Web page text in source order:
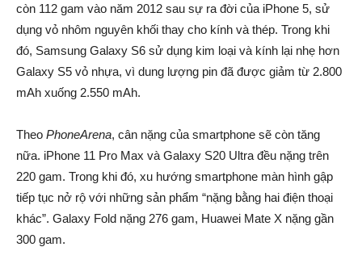
còn 112 gam vào năm 2012 sau sự ra đời của iPhone 5, sử
dụng vỏ nhôm nguyên khối thay cho kính và thép. Trong khi
đó, Samsung Galaxy S6 sử dụng kim loại và kính lại nhẹ hơn
Galaxy S5 vỏ nhựa, vì dung lượng pin đã được giảm từ 2.800
mAh xuống 2.550 mAh.
Theo PhoneArena, cân nặng của smartphone sẽ còn tăng
nữa. iPhone 11 Pro Max và Galaxy S20 Ultra đều nặng trên
220 gam. Trong khi đó, xu hướng smartphone màn hình gập
tiếp tục nở rộ với những sản phẩm “nặng bằng hai điện thoại
khác”. Galaxy Fold nặng 276 gam, Huawei Mate X nặng gần
300 gam.